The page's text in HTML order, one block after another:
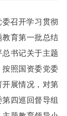
召开学习贯彻
育第一批总结
书记关于主题
照国资委党委
展情况，对第
四巡回督导组